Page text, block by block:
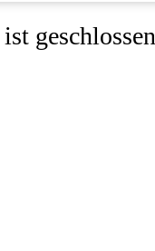
geschlossen